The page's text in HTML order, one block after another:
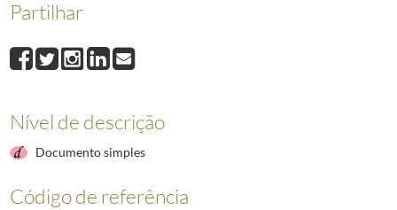
1076Telegrama do Presidente da Câmara Municipal do Mogadouro ao
1077Telegrama do Presidente da Câmara Municipal de Tomar, Fernando
1079
Telegrama do Presidente da Câmara Municipal de Alfandega da Fé,
2492Telegrama do Governador Militar Interino da Madeira ao Chefe da
Partilhar
Nível de descrição
Documento simples
Código de referência